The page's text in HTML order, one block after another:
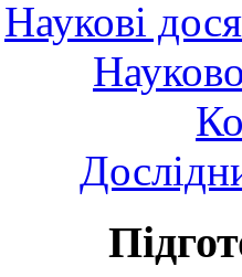
Наукові